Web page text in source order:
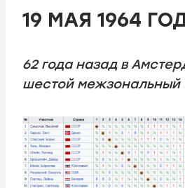
19 МАЯ 1964
62 года назад в
шестой межзональный